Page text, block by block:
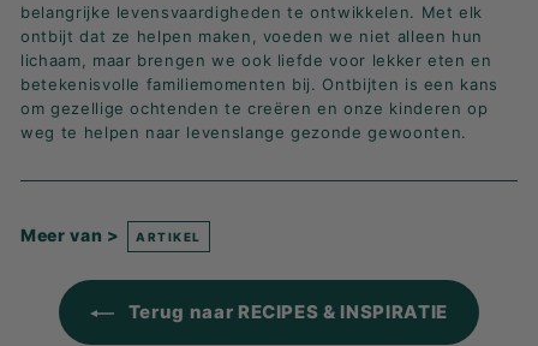
belangrijke levensvaardigheden te ontwikkelen. Met elk
ontbijt dat ze helpen maken, voeden we niet alleen hun
lichaam, maar brengen we ook liefde voor lekker eten en
betekenisvolle familiemomenten bij. Ontbijten is een kans
om gezellige ochtenden te creëren en onze kinderen op
weg te helpen naar levenslange gezonde gewoonten.
Meer van > ARTIKEL
Terug naar RECIPES & INSPIRATIE